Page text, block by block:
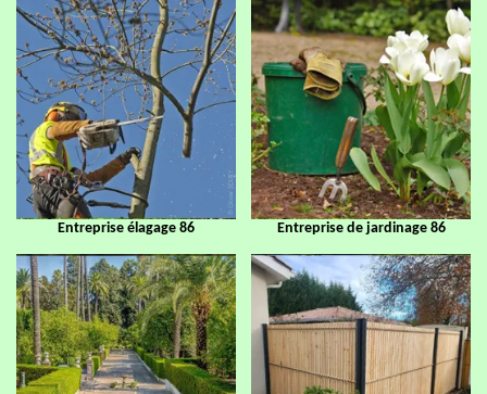
Entreprise élagage 86 Entreprise de jardinage 86